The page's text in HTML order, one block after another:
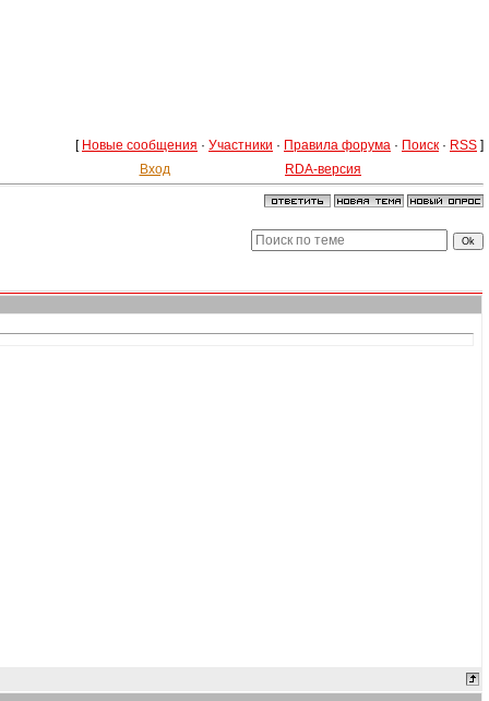
[ Новые сообщения · Участники · Правила форума · Поиск · RSS ]
Вход RDA-версия